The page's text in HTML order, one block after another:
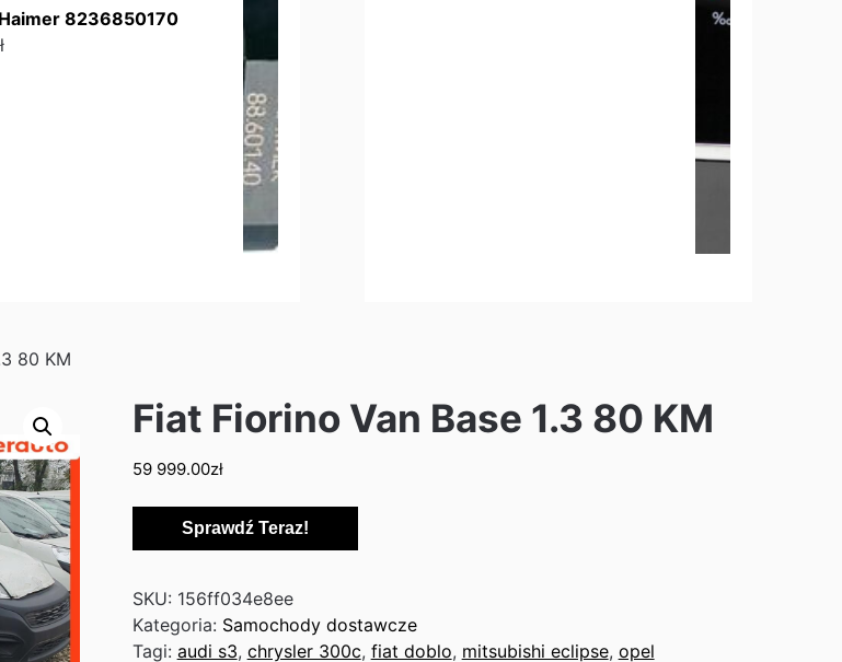
8236850170
80 KM
Fiat Fiorino Van Base 1.3 80 KM
59 999.00zł
Sprawdź Teraz!
SKU: 156ff034e8ee
Kategoria: Samochody dostawcze
Tagi: audi s3, chrysler 300c, fiat doblo, mitsubishi eclipse, opel